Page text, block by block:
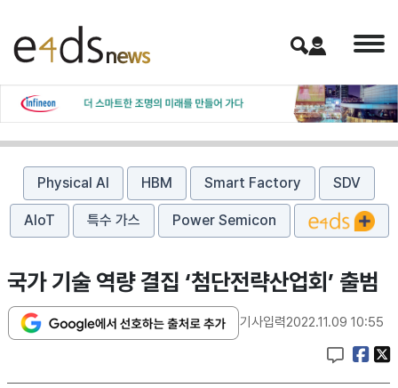
Physical AI HBM Smart Factory SDV
AIoT 특수 가스 Power Semicon
국가 기술 역량 결집 ‘첨단전략산업회’ 출범
기사입력2022.11.09 10:55